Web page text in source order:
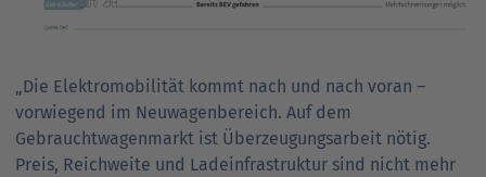
„Die Elektromobilität kommt nach und nach voran –
vorwiegend im Neuwagenbereich. Auf dem
Gebrauchtwagenmarkt ist Überzeugungsarbeit nötig.
Preis, Reichweite und Ladeinfrastruktur sind nicht mehr